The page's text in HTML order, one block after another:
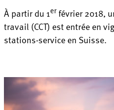
À partir du 1erfévrier 2018,
travail (CCT) est entrée en
stations-service en Suisse.